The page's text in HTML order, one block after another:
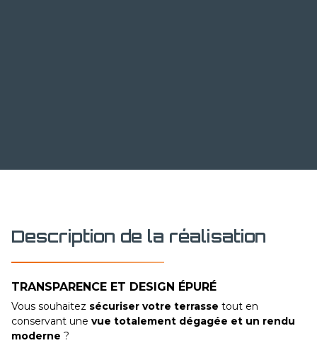
Description de la réalisation
TRANSPARENCE ET DESIGN ÉPURÉ
Vous souhaitez sécuriser votre terrasse tout en
conservant une vue totalement dégagée et un rendu
moderne ?